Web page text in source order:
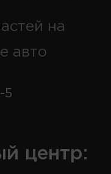
на
авто
5
центр: